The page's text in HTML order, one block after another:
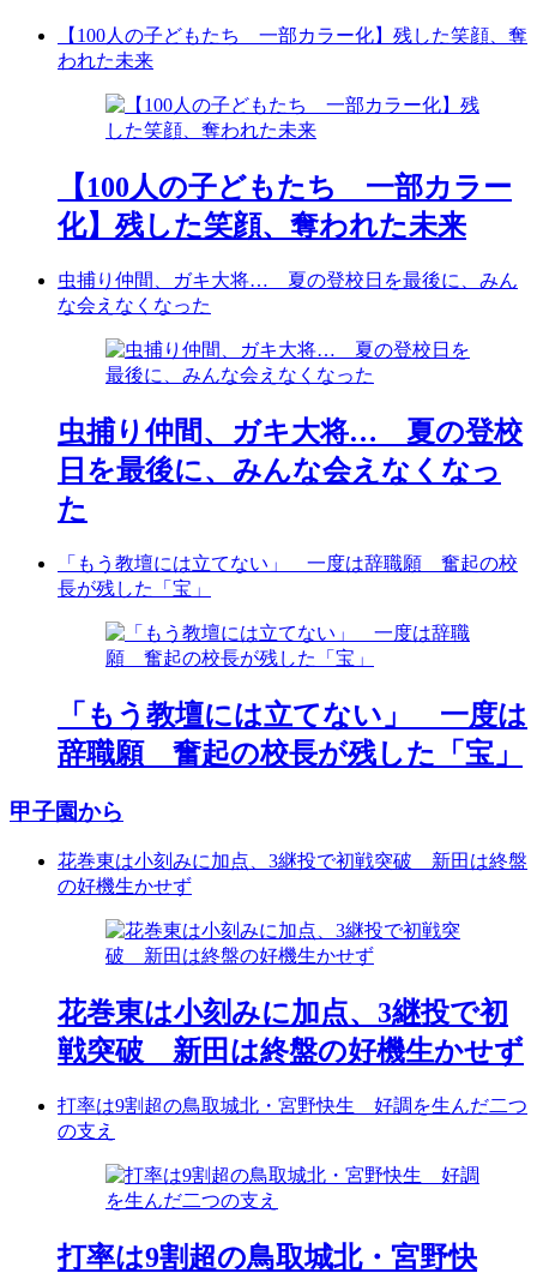
【100人の子どもたち 一部カラー化】残した笑顔、奪
われた未来
【100人の子どもたち 一部カラー
化】残した笑顔、奪われた未来
虫捕り仲間、ガキ大将… 夏の登校日を最後に、みん
な会えなくなった
虫捕り仲間、ガキ大将… 夏の登校
日を最後に、みんな会えなくなっ
た
「もう教壇には立てない」 一度は辞職願 奮起の校
長が残した「宝」
「もう教壇には立てない」 一度は
辞職願 奮起の校長が残した「宝」
甲子園から
花巻東は小刻みに加点、3継投で初戦突破 新田は終盤
の好機生かせず
花巻東は小刻みに加点、3継投で初
戦突破 新田は終盤の好機生かせず
打率は9割超の鳥取城北・宮野快生 好調を生んだ二つ
の支え
打率は9割超の鳥取城北・宮野快